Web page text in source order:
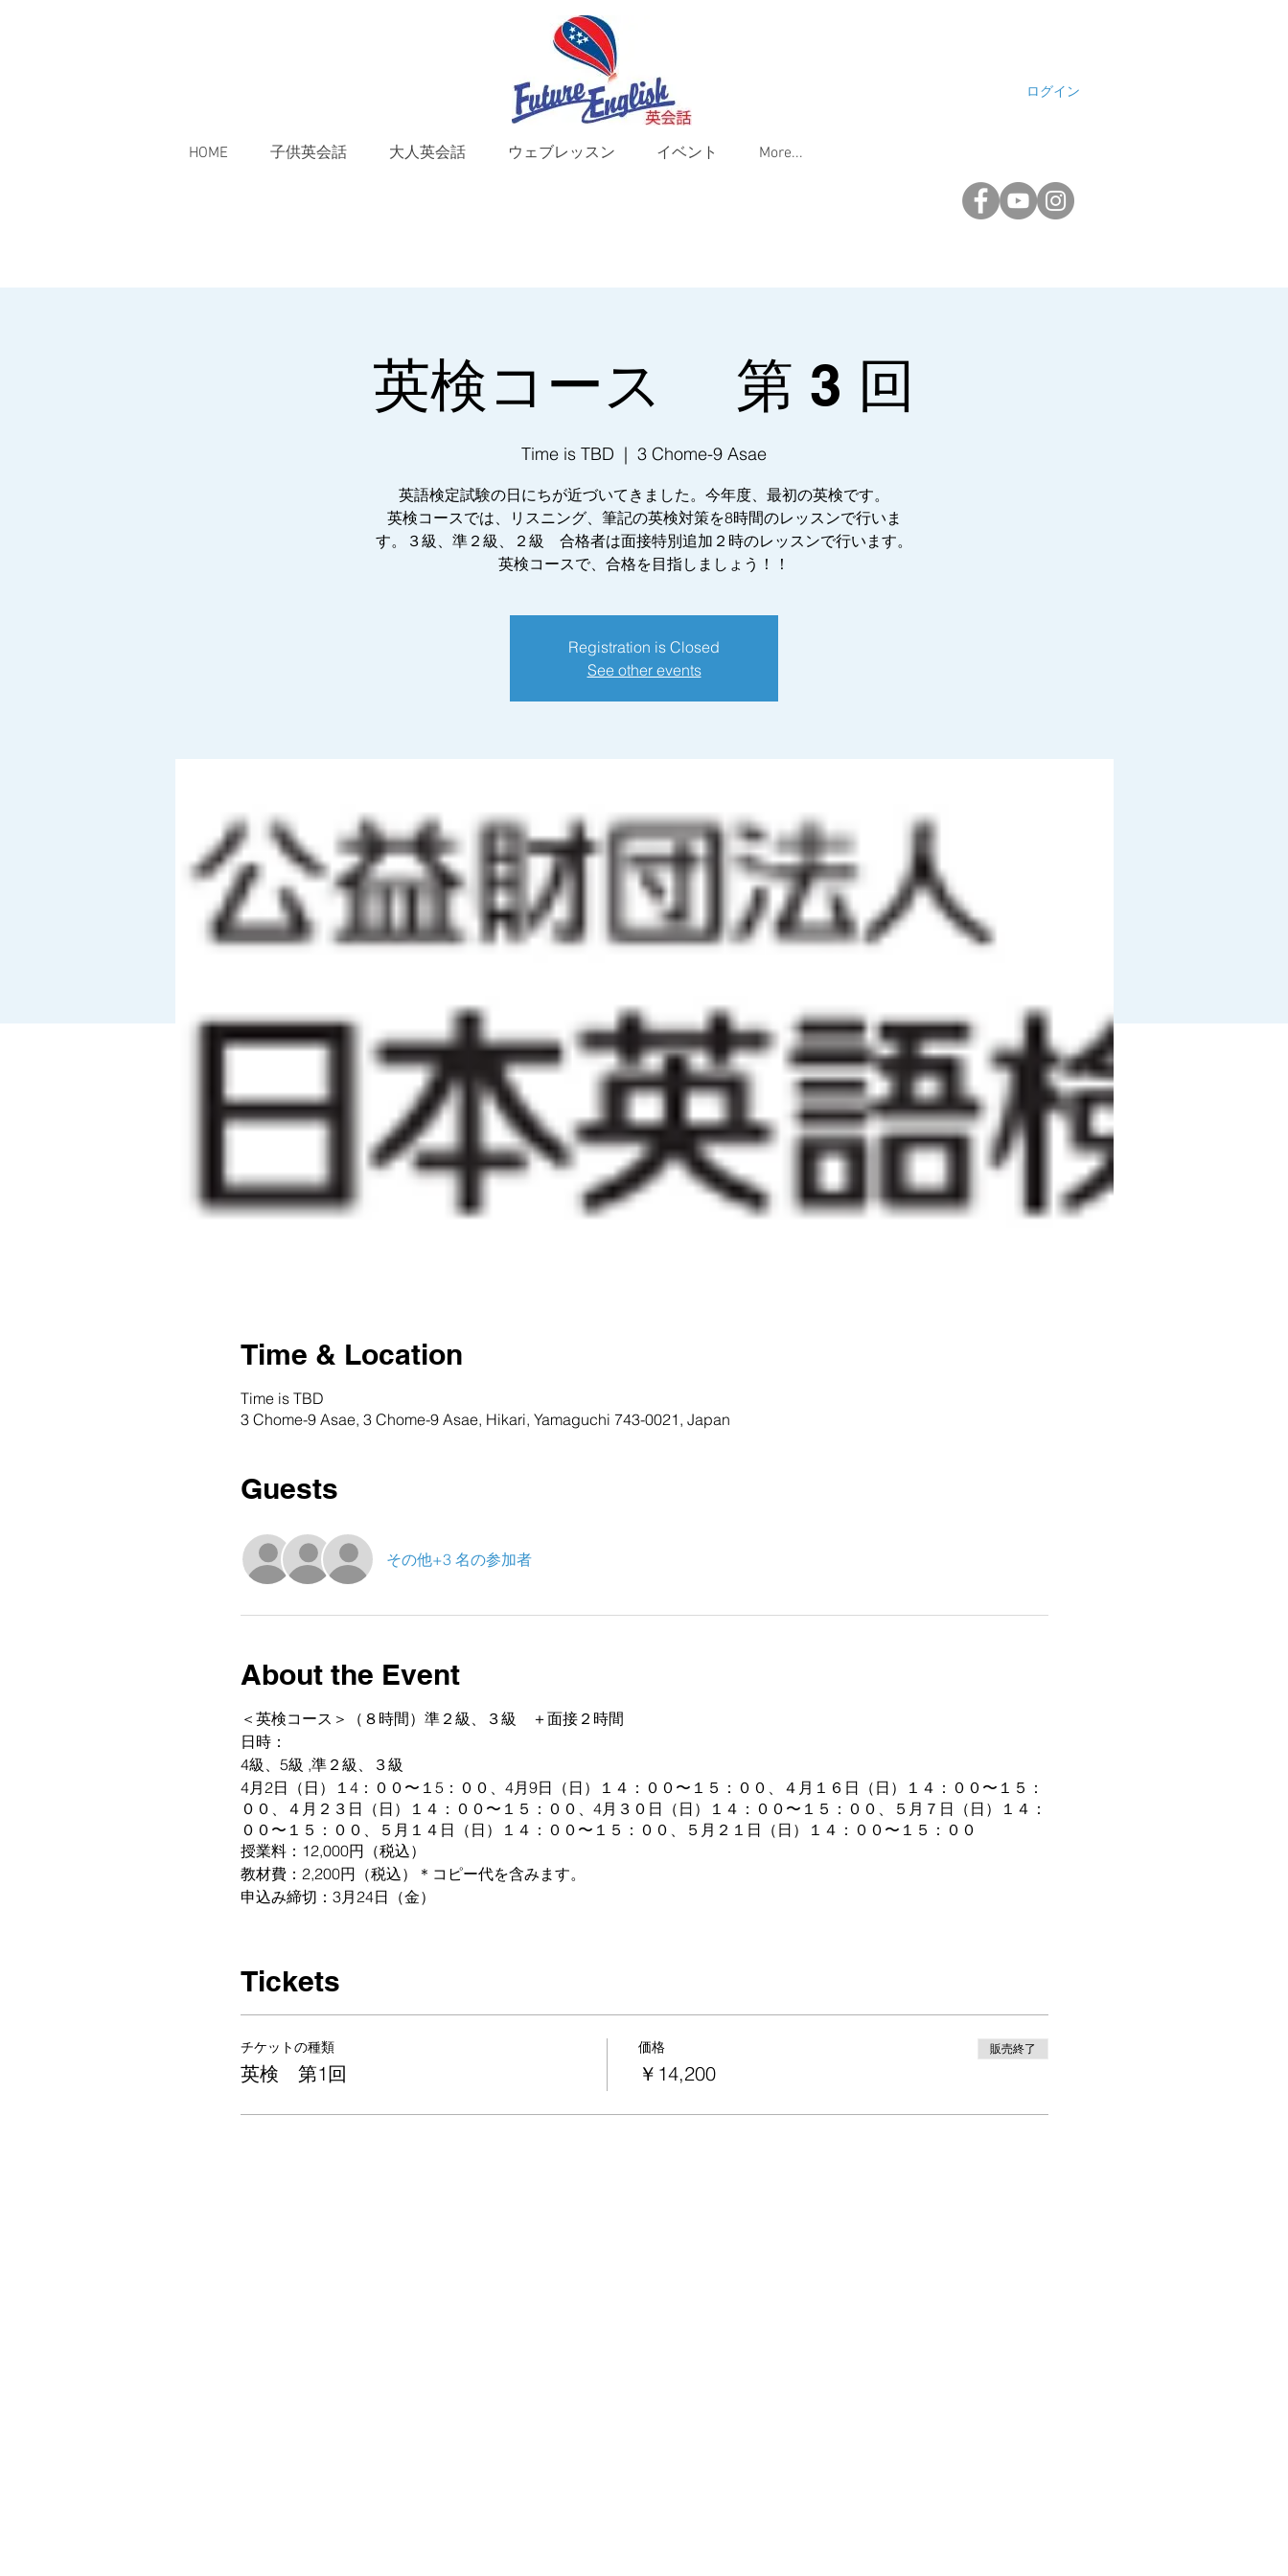
ログイン
HOME 子供英会話 大人英会話 ウェブレッスン イベント More...
英検コース 第 3 回
Time is TBD
  |
3 Chome-9 Asae
英語検定試験の日にちが近づいてきました。今年度、最初の英検です。
英検コースでは、リスニング、筆記の英検対策を8時間のレッスンで行いま
す。３級、準２級、２級 合格者は面接特別追加２時のレッスンで行います。
Registration is Closed
See other events
Time & Location
Time is TBD
3 Chome-9 Asae, 3 Chome-9 Asae, Hikari, Yamaguchi 743-0021, Japan
Guests
その他+3 名の参加者
About the Event
＜英検コース＞（８時間）準２級、３級 ＋面接２時間
日時：
4級、5級 ,準２級、３級
4月2日（日）１4：００〜１5：００、4月9日（日）１４：００〜１５：００、４月１６日（日）１４：００〜１５：
００、４月２３日（日）１４：００〜１５：００、4月３０日（日）１４：００〜１５：００、５月７日（日）１４：
００〜１５：００、５月１４日（日）１４：００〜１５：００、５月２１日（日）１４：００〜１５：００
授業料：12,000円（税込）
教材費：2,200円（税込）＊コピー代を含みます。
申込み締切：3月24日（金）
日時：
２級
4月2日（日）１５：００〜１６：００、4月9日（日）１５：００〜１６：００、４月１６日（日）１５：００〜１
５：００〜１６：００、５月１４日（日）１５：００〜１６：００、５月２１日（日）１５：００〜１６：００
授業料：12,000円（税込）
申込み締切：３月２４日（金）
Tickets
チケットの種類
英検 第1回
価格
￥14,200
販売終了